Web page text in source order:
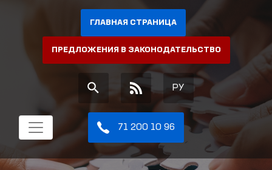
ГЛАВНАЯ СТРАНИЦА
ПРЕДЛОЖЕНИЯ В ЗАКОНОДАТЕЛЬСТВО
РУ
71 200 10 96